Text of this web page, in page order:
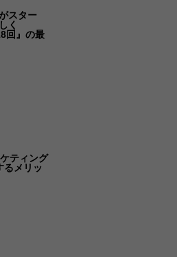
スター
く
回』の最
ティング
るメリッ